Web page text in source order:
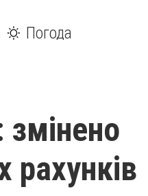
Погода
рахунків